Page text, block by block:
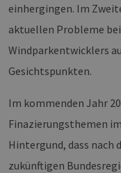
einhergingen. Im
aktuellen Probleme
Windparkentwicklers
Gesichtspunkten.
Im kommenden Jahr
Finazierungsthemen
Hintergund, dass nach
zukünftigen